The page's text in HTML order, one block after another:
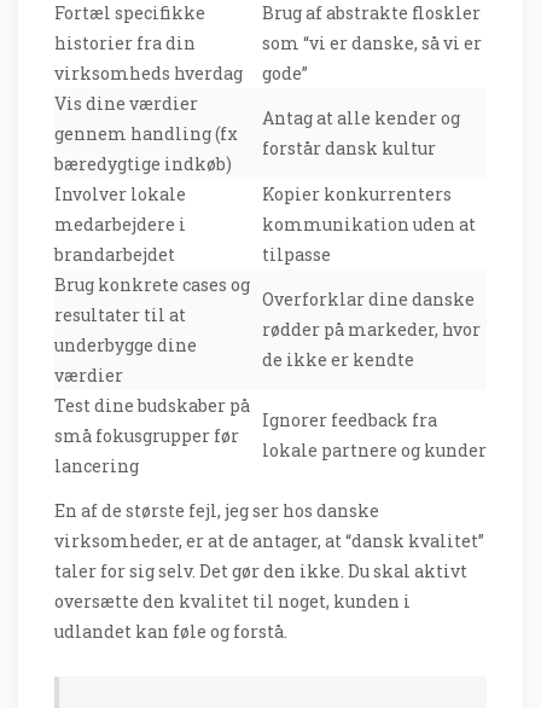
Fortæl specifikke
historier fra din
virksomheds hverdag
Brug af abstrakte floskler
som “vi er danske, så vi er
gode”
Vis dine værdier
gennem handling (fx
bæredygtige indkøb)
Antag at alle kender og
forstår dansk kultur
Involver lokale
medarbejdere i
brandarbejdet
Kopier konkurrenters
kommunikation uden at
tilpasse
Brug konkrete cases og
resultater til at
underbygge dine
værdier
Overforklar dine danske
rødder på markeder, hvor
de ikke er kendte
Test dine budskaber på
små fokusgrupper før
lancering
Ignorer feedback fra
lokale partnere og kunder
En af de største fejl, jeg ser hos danske
virksomheder, er at de antager, at “dansk kvalitet”
taler for sig selv. Det gør den ikke. Du skal aktivt
oversætte den kvalitet til noget, kunden i
udlandet kan føle og forstå.